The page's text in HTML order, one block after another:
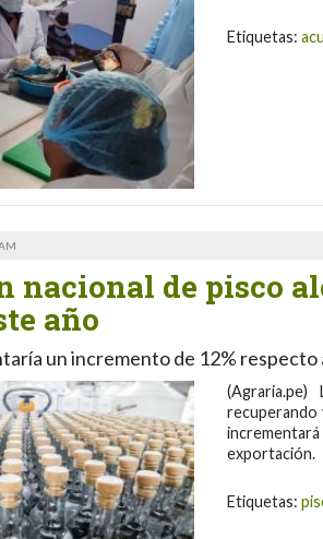
Etiquetas:
nacional de pisco
año
un incremento de 12% respecto
recuperando
exportación.
Etiquetas: